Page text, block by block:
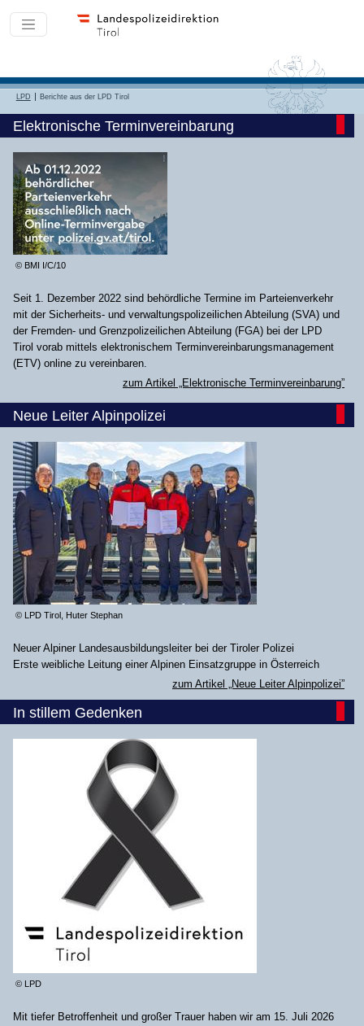
LPD Berichte aus der LPD Tirol
Elektronische Terminvereinbarung
© BMI I/C/10
Seit 1. Dezember 2022 sind behördliche Termine im Parteienverkehr
mit der Sicherheits- und verwaltungspolizeilichen Abteilung (SVA) und
der Fremden- und Grenzpolizeilichen Abteilung (FGA) bei der LPD
Tirol vorab mittels elektronischem Terminvereinbarungsmanagement
(ETV) online zu vereinbaren.
zum Artikel „Elektronische Terminvereinbarung”
Neue Leiter Alpinpolizei
© LPD Tirol, Huter Stephan
Neuer Alpiner Landesausbildungsleiter bei der Tiroler Polizei
Erste weibliche Leitung einer Alpinen Einsatzgruppe in Österreich
zum Artikel „Neue Leiter Alpinpolizei”
In stillem Gedenken
© LPD
Mit tiefer Betroffenheit und großer Trauer haben wir am 15. Juli 2026